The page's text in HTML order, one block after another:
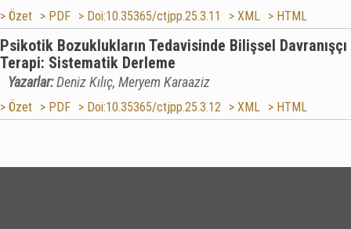
> Özet > PDF > Doi:10.35365/ctjpp.25.3.11 > XML > HTML
Psikotik Bozuklukların Tedavisinde Bilişsel Davranışçı
Terapi: Sistematik Derleme
Yazarlar:Deniz Kılıç, Meryem Karaaziz
> Özet > PDF > Doi:10.35365/ctjpp.25.3.12 > XML > HTML